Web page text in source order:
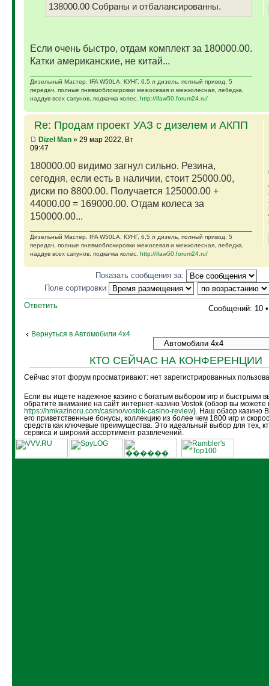
138000.00 Собраны и отбалансированны.
Если очень быстро, отдам комплект за 180000.00.
Катки американские, не китай...
Дизельный Мастер. IFA W50LA, КУНГ, 6,5 л дизель, полный привод, 5
передач, полные пневмоблокировки межосевая и межколесная, лебедка,
наддув всех сапунов, подкачка колес. http://ifaw50.forum24.ru/
Re: Продам проект УАЗ с дизелем и АКПП
Dizel Man» 29 мар 2022, Вт
09:47
180000.00 видимо загнул сильно. Резина,
сегодня, если есть в наличии, стоит 25000.00,
диски по 8800.00. Получается 125000.00 +
44000.00 = 169000.00. Отдам колеса за
150000.00...
Дизельный Мастер. IFA W50LA, КУНГ, 6,5 л дизель, полный привод, 5
передач, полные пневмоблокировки межосевая и межколесная, лебедка,
наддув всех сапунов, подкачка колес. http://ifaw50.forum24.ru/
Показать сообщения за:
Поле сортировки
Ответить
Сообщений: 10
Вернуться в Автомобили 4х4
КТО СЕЙЧАС НА КОНФЕРЕНЦИИ
Сейчас этот форум просматривают: нет зарегистрированных
Если вы ищете надежное казино с богатым выбором игр и быстрыми
обратите внимание на сайт интернет-казино Vostok (обзор вы можете
https://hmkazinoru.com/casino/vostok-casino-review). Наш обзор казино
его приветственные бонусы, коллекцию из более чем 1800 игр и
средств как ключевые преимущества. Это идеальный выбор для тех,
сервиса и широкий ассортимент развлечений.